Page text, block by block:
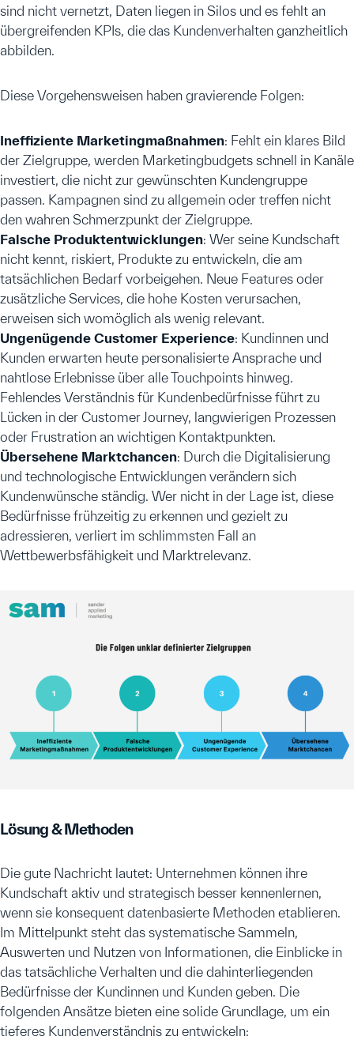
sind nicht vernetzt, Daten liegen in Silos und es fehlt an
übergreifenden KPIs, die das Kundenverhalten ganzheitlich
abbilden.
Diese Vorgehensweisen haben gravierende Folgen:
Ineffiziente Marketingmaßnahmen: Fehlt ein klares Bild
der Zielgruppe, werden Marketingbudgets schnell in Kanäle
investiert, die nicht zur gewünschten Kundengruppe
passen. Kampagnen sind zu allgemein oder treffen nicht
den wahren Schmerzpunkt der Zielgruppe.
Falsche Produktentwicklungen: Wer seine Kundschaft
nicht kennt, riskiert, Produkte zu entwickeln, die am
tatsächlichen Bedarf vorbeigehen. Neue Features oder
zusätzliche Services, die hohe Kosten verursachen,
erweisen sich womöglich als wenig relevant.
Ungenügende Customer Experience: Kundinnen und
Kunden erwarten heute personalisierte Ansprache und
nahtlose Erlebnisse über alle Touchpoints hinweg.
Fehlendes Verständnis für Kundenbedürfnisse führt zu
Lücken in der Customer Journey, langwierigen Prozessen
oder Frustration an wichtigen Kontaktpunkten.
Übersehene Marktchancen: Durch die Digitalisierung
und technologische Entwicklungen verändern sich
Kundenwünsche ständig. Wer nicht in der Lage ist, diese
Bedürfnisse frühzeitig zu erkennen und gezielt zu
adressieren, verliert im schlimmsten Fall an
Wettbewerbsfähigkeit und Marktrelevanz.
Lösung & Methoden
Die gute Nachricht lautet: Unternehmen können ihre
Kundschaft aktiv und strategisch besser kennenlernen,
wenn sie konsequent datenbasierte Methoden etablieren.
Im Mittelpunkt steht das systematische Sammeln,
Auswerten und Nutzen von Informationen, die Einblicke in
das tatsächliche Verhalten und die dahinterliegenden
Bedürfnisse der Kundinnen und Kunden geben. Die
folgenden Ansätze bieten eine solide Grundlage, um ein
tieferes Kundenverständnis zu entwickeln: